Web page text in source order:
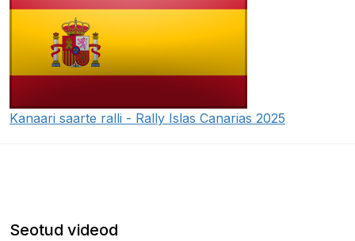
Kanaari saarte ralli - Rally Islas Canarias 2025
Seotud videod